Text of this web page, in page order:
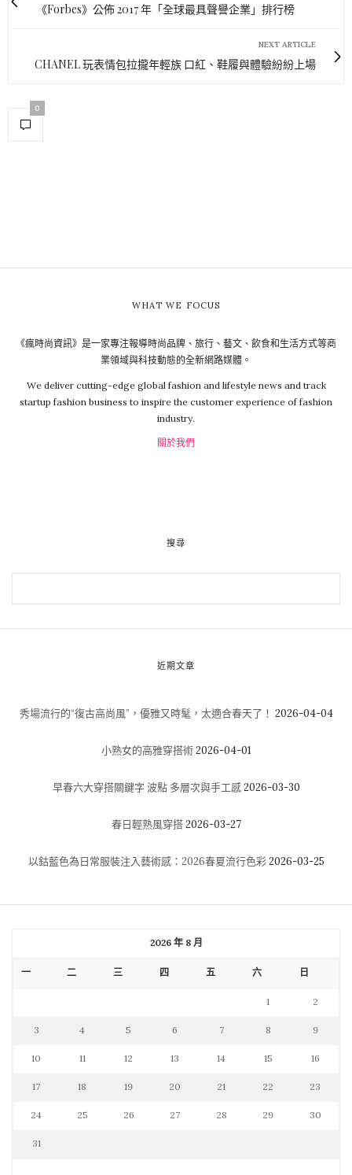
《Forbes》公佈 2017 年「全球最具聲譽企業」排行榜
NEXT ARTICLE
CHANEL 玩表情包拉攏年輕族 口紅、鞋履與體驗紛紛上場
0
WHAT WE FOCUS
《瘋時尚資訊》是一家專注報導時尚品牌、旅行、藝文、飲食和生活方式等商
業領域與科技動態的全新網路媒體。
We deliver cutting-edge global fashion and lifestyle news and track
startup fashion business to inspire the customer experience of fashion
industry.
關於我們
搜尋
近期文章
秀場流行的“復古高尚風”，優雅又時髦，太適合春天了！ 2026-04-04
小熟女的高雅穿搭術 2026-04-01
早春六大穿搭關鍵字 波點 多層次與手工感 2026-03-30
春日輕熟風穿搭 2026-03-27
以鈷藍色為日常服裝注入藝術感：2026春夏流行色彩 2026-03-25
2026 年 8 月
一 二 三 四 五 六 日
1 2
3 4 5 6 7 8 9
10 11 12 13 14 15 16
17 18 19 20 21 22 23
24 25 26 27 28 29 30
31